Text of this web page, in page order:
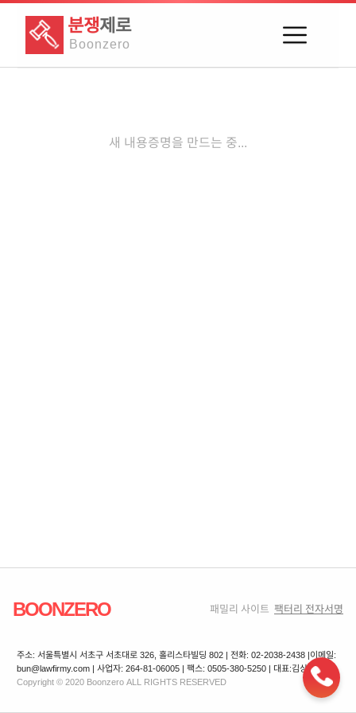
분쟁제로
Boonzero
새 내용증명을 만드는 중...
BOONZERO 패밀리 사이트 팩터리 전자서명
주소: 서울특별시 서초구 서초대로 326, 홀리스타빌딩 802 | 전화: 02-2038-2438 |이메일:
bun@lawfirmy.com | 사업자: 264-81-06005 | 팩스: 0505-380-5250 | 대표:김상겸
Copyright © 2020 Boonzero ALL RIGHTS RESERVED